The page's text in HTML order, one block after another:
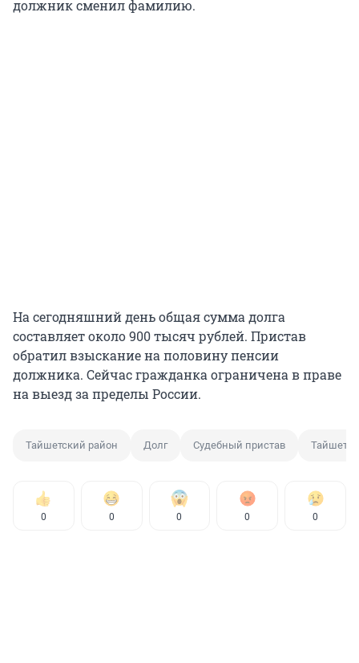
должник сменил фамилию.
На сегодняшний день общая сумма долга
составляет около 900 тысяч рублей. Пристав
обратил взыскание на половину пенсии
должника. Сейчас гражданка ограничена в праве
на выезд за пределы России.
Тайшетский район Долг Судебный пристав Тайшет
0 0 0 0 0